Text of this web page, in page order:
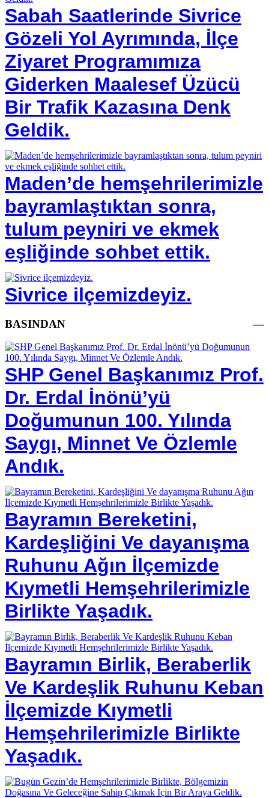
Sabah Saatlerinde Sivrice
Gözeli Yol Ayrımında, İlçe
Ziyaret Programımıza
Giderken Maalesef Üzücü
Bir Trafik Kazasına Denk
Geldik.
Maden’de hemşehrilerimizle
bayramlaştıktan sonra,
tulum peyniri ve ekmek
eşliğinde sohbet ettik.
Sivrice ilçemizdeyiz.
BASINDAN —
SHP Genel Başkanımız Prof.
Dr. Erdal İnönü’yü
Doğumunun 100. Yılında
Saygı, Minnet Ve Özlemle
Andık.
Bayramın Bereketini,
Kardeşliğini Ve dayanışma
Ruhunu Ağın İlçemizde
Kıymetli Hemşehrilerimizle
Birlikte Yaşadık.
Bayramın Birlik, Beraberlik
Ve Kardeşlik Ruhunu Keban
İlçemizde Kıymetli
Hemşehrilerimizle Birlikte
Yaşadık.